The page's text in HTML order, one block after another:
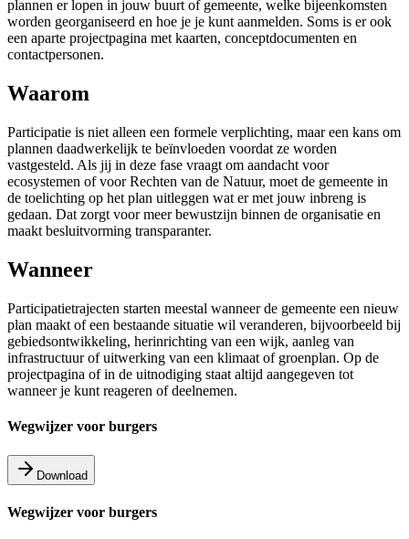
plannen er lopen in jouw buurt of gemeente, welke bijeenkomsten
worden georganiseerd en hoe je je kunt aanmelden. Soms is er ook
een aparte projectpagina met kaarten, conceptdocumenten en
contactpersonen.
Waarom
Participatie is niet alleen een formele verplichting, maar een kans om
plannen daadwerkelijk te beïnvloeden voordat ze worden
vastgesteld. Als jij in deze fase vraagt om aandacht voor
ecosystemen of voor Rechten van de Natuur, moet de gemeente in
de toelichting op het plan uitleggen wat er met jouw inbreng is
gedaan. Dat zorgt voor meer bewustzijn binnen de organisatie en
maakt besluitvorming transparanter.
Wanneer
Participatietrajecten starten meestal wanneer de gemeente een nieuw
plan maakt of een bestaande situatie wil veranderen, bijvoorbeeld bij
gebiedsontwikkeling, herinrichting van een wijk, aanleg van
infrastructuur of uitwerking van een klimaat of groenplan. Op de
projectpagina of in de uitnodiging staat altijd aangegeven tot
wanneer je kunt reageren of deelnemen.
Wegwijzer voor burgers
Download
Wegwijzer voor burgers